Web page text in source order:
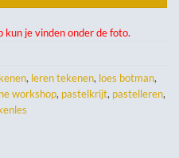
je vinden onder de foto.
, leren tekenen, loes botman,
workshop, pastelkrijt, pastelleren,